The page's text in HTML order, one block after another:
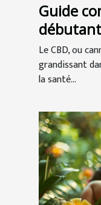
Guide
du CBD
Le CBD, ou
grandissant
la santé...